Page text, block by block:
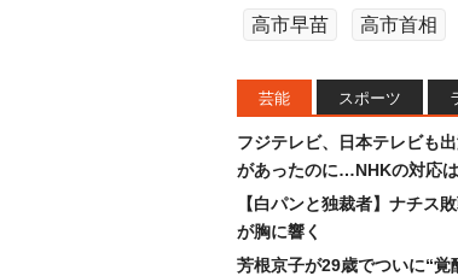
高市早苗
高市首相
芸能 スポーツ
フジテレビ、日本テレビも
があったのに…NHKの対応
【白パンと独裁者】ナチス
が胸に響く
芳根京子が29歳でついに“覚